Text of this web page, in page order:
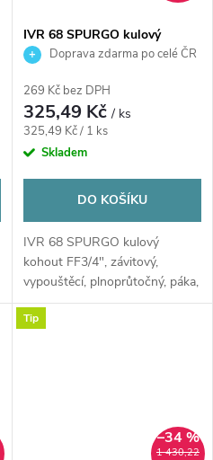
IVR 68 SPURGO kulový
kohout FF3/4", závitový,
páka, voda, poniklovaný
Doprava zdarma po celé ČR
269 Kč bez DPH
325,49 Kč/ ks
Měrná
cena:
325,49 Kč / 1 ks
Skladem
DO KOŠÍKU
IVR 68 SPURGO kulový
kohout FF3/4", závitový,
vypouštěcí, plnoprůtočný, páka,
voda, poniklovaný
Tip
1 430,22
–34 %